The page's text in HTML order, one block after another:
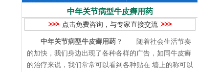
中年关节病型牛皮癣用药
点击免费咨询，与专家直接交流
中年关节病型牛皮癣用药 ？ 随着社会生活节奏
的加快，我们身边出现了各种各样的广告，如同牛皮癣
的治疗来说，我们常常可以看到各种贴在 墙上的称可以